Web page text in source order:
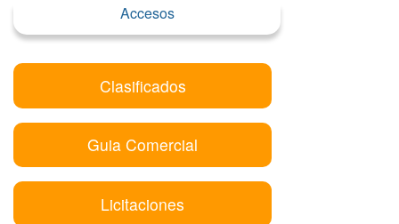
Accesos
Clasificados
Guia Comercial
Licitaciones